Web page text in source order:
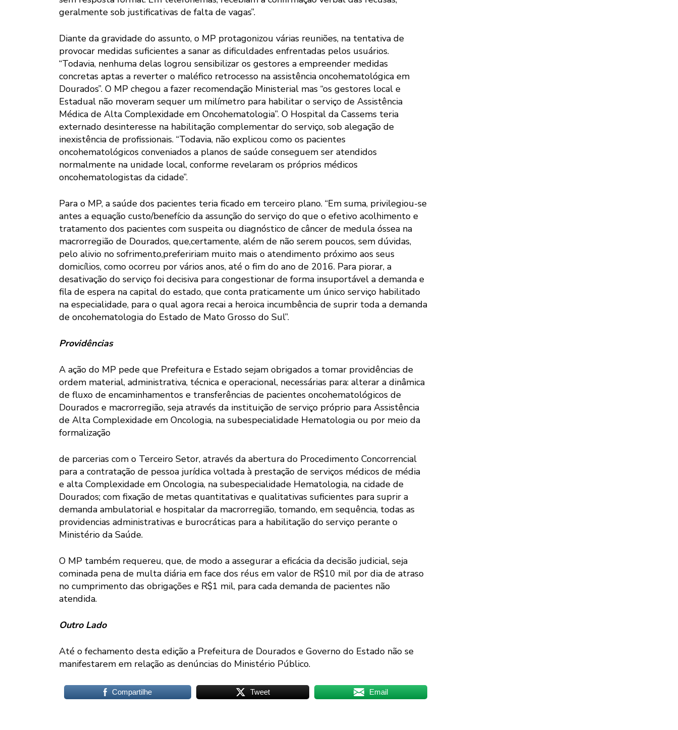
geralmente sob justificativas de falta de vagas”.
Diante da gravidade do assunto, o MP protagonizou várias reuniões, na tentativa de
provocar medidas suficientes a sanar as dificuldades enfrentadas pelos usuários.
“Todavia, nenhuma delas logrou sensibilizar os gestores a empreender medidas
concretas aptas a reverter o maléfico retrocesso na assistência oncohematológica em
Dourados”. O MP chegou a fazer recomendação Ministerial mas “os gestores local e
Estadual não moveram sequer um milímetro para habilitar o serviço de Assistência
Médica de Alta Complexidade em Oncohematologia”. O Hospital da Cassems teria
externado desinteresse na habilitação complementar do serviço, sob alegação de
inexistência de profissionais. “Todavia, não explicou como os pacientes
oncohematológicos conveniados a planos de saúde conseguem ser atendidos
normalmente na unidade local, conforme revelaram os próprios médicos
oncohematologistas da cidade”.
Para o MP, a saúde dos pacientes teria ficado em terceiro plano. “Em suma, privilegiou-se
antes a equação custo/benefício da assunção do serviço do que o efetivo acolhimento e
tratamento dos pacientes com suspeita ou diagnóstico de câncer de medula óssea na
macrorregião de Dourados, que,certamente, além de não serem poucos, sem dúvidas,
pelo alivio no sofrimento,prefeririam muito mais o atendimento próximo aos seus
domicílios, como ocorreu por vários anos, até o fim do ano de 2016. Para piorar, a
desativação do serviço foi decisiva para congestionar de forma insuportável a demanda e
fila de espera na capital do estado, que conta praticamente um único serviço habilitado
na especialidade, para o qual agora recai a heroica incumbência de suprir toda a demanda
de oncohematologia do Estado de Mato Grosso do Sul”.
Providências
A ação do MP pede que Prefeitura e Estado sejam obrigados a tomar providências de
ordem material, administrativa, técnica e operacional, necessárias para: alterar a dinâmica
de fluxo de encaminhamentos e transferências de pacientes oncohematológicos de
Dourados e macrorregião, seja através da instituição de serviço próprio para Assistência
de Alta Complexidade em Oncologia, na subespecialidade Hematologia ou por meio da
formalização
de parcerias com o Terceiro Setor, através da abertura do Procedimento Concorrencial
para a contratação de pessoa jurídica voltada à prestação de serviços médicos de média
e alta Complexidade em Oncologia, na subespecialidade Hematologia, na cidade de
Dourados; com fixação de metas quantitativas e qualitativas suficientes para suprir a
demanda ambulatorial e hospitalar da macrorregião, tomando, em sequência, todas as
providencias administrativas e burocráticas para a habilitação do serviço perante o
Ministério da Saúde.
O MP também requereu, que, de modo a assegurar a eficácia da decisão judicial, seja
cominada pena de multa diária em face dos réus em valor de R$10 mil por dia de atraso
no cumprimento das obrigações e R$1 mil, para cada demanda de pacientes não
atendida.
Outro Lado
Até o fechamento desta edição a Prefeitura de Dourados e Governo do Estado não se
manifestarem em relação as denúncias do Ministério Público.
Compartilhe Tweet Email